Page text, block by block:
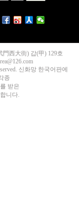
西大街) 갑(甲) 129호
신화망 한국어판에
종
받은
니다.